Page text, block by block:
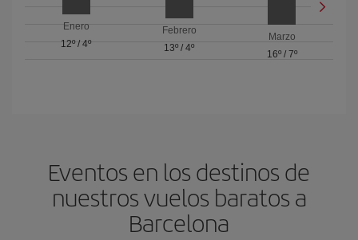
Enero
12º/4º
Febrero
13º / 4º
Marzo
16º/ 7º
Eventos en los destinos de
nuestros vuelos baratos a
Barcelona